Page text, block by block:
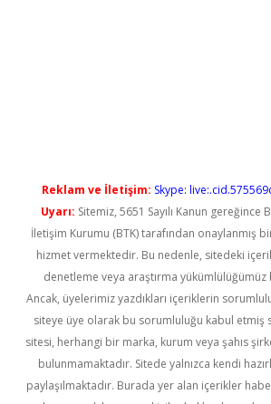
Reklam ve İletişim: Skype:
Uyarı: Sitemiz, 5651 Sayılı Kanun gereğince
İletişim Kurumu (BTK) tarafından onaylanmış
hizmet vermektedir. Bu nedenle, sitedeki
denetleme veya araştırma yükümlülüğümüz
Ancak, üyelerimiz yazdıkları içeriklerin
siteye üye olarak bu sorumluluğu kabul etmiş
sitesi, herhangi bir marka, kurum veya şahıs
bulunmamaktadır. Sitede yalnızca kendi
paylaşılmaktadır. Burada yer alan içerikler